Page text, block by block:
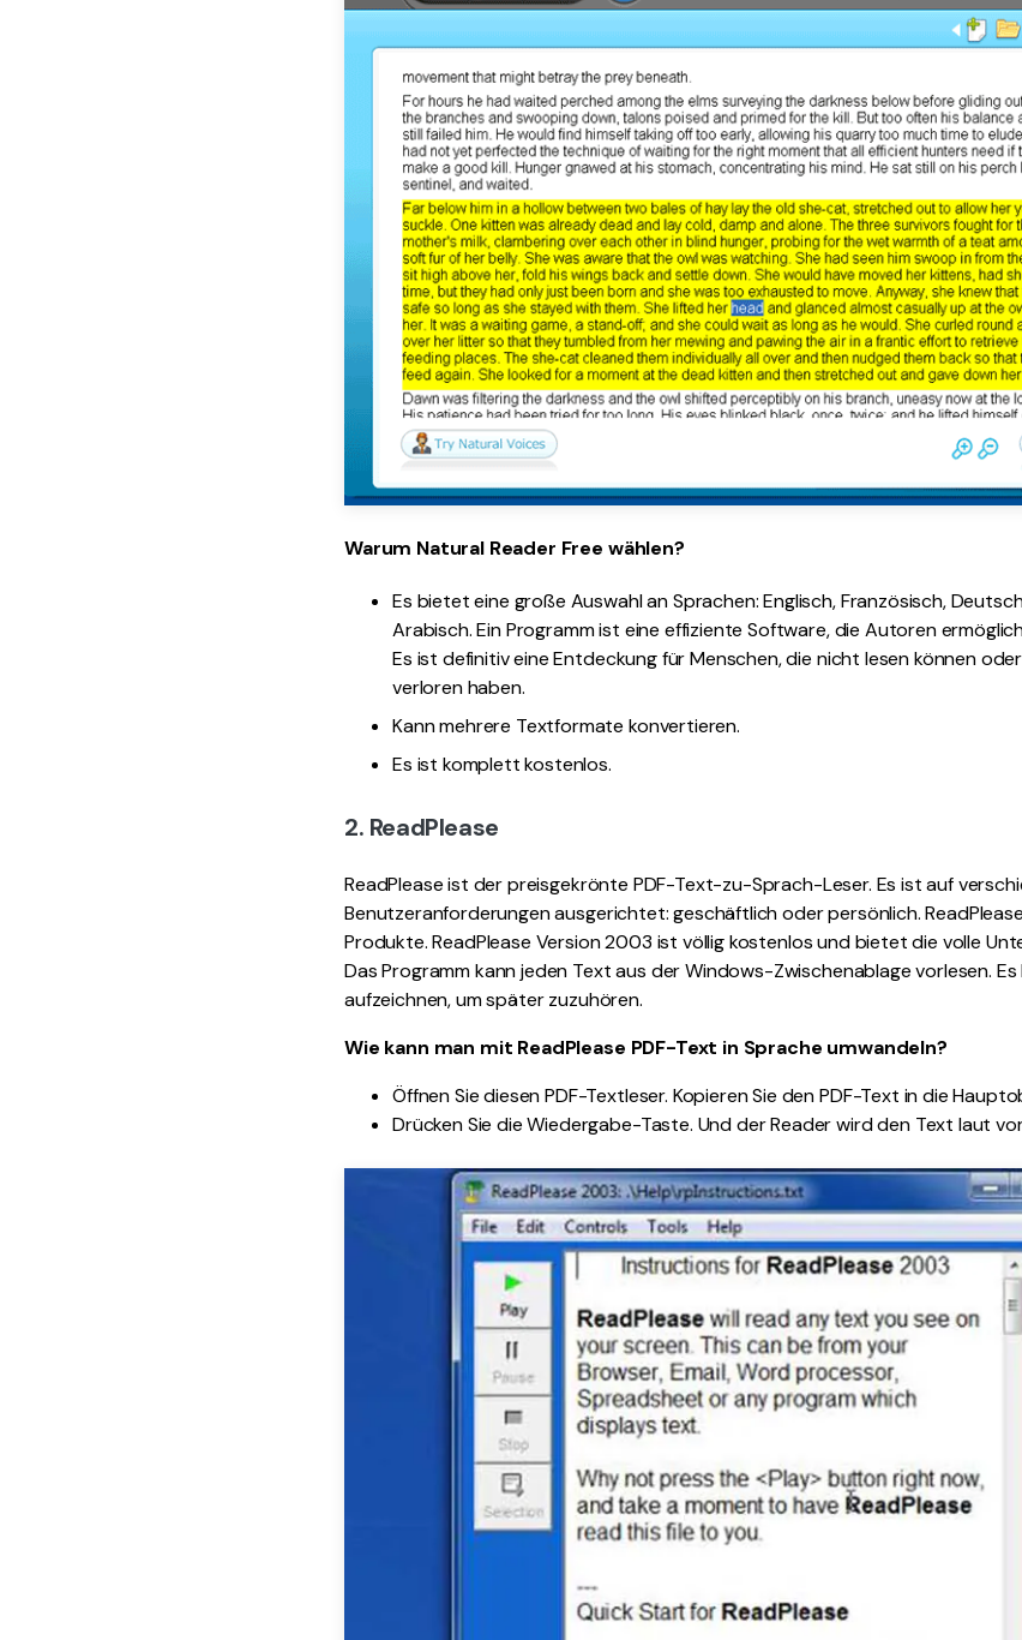
Warum Natural Reader Free wählen?
Es bietet eine große Auswahl an Sprachen: Englisch, Französisch,
Arabisch. Ein Programm ist eine effiziente Software, die Autoren
Es ist definitiv eine Entdeckung für Menschen, die nicht lesen können
verloren haben.
Kann mehrere Textformate konvertieren.
Es ist komplett kostenlos.
2. ReadPlease
ReadPlease ist der preisgekrönte PDF-Text-zu-Sprach-Leser. Es ist auf
Benutzeranforderungen ausgerichtet: geschäftlich oder persönlich.
Produkte. ReadPlease Version 2003 ist völlig kostenlos und bietet die volle
Das Programm kann jeden Text aus der Windows-Zwischenablage vorlesen.
aufzeichnen, um später zuzuhören.
Wie kann man mit ReadPlease PDF-Text in Sprache umwandeln?
Öffnen Sie diesen PDF-Textleser. Kopieren Sie den PDF-Text in die
Drücken Sie die Wiedergabe-Taste. Und der Reader wird den Text laut